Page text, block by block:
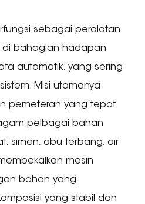
sebagai peralatan
di bahagian hadapan
automatik, yang sering
Misi utamanya
pemeteran yang tepat
pelbagai bahan
simen, abu terbang, air
mesin
bahan yang
yang stabil dan